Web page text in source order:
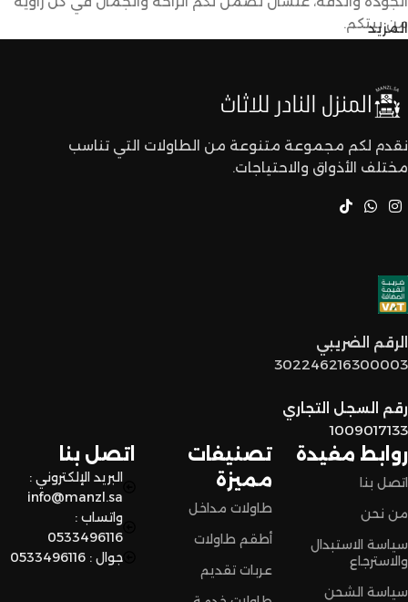
من بيتكم.
الأذواق والديكورات. ما راح تحتاجون تدورون كثير علشان تلقون
اللي يعجبكم.
أسعار تنافسية : نقدم لكم أفضل الأسعار في السوق بدون ما
اختيار القطع المناسبة لين توصل لكم لحد البيت.
توصيل سريع وآمن
نضمن وصول منتجاتكم بأفضل حالة وفي أقصر وقت ممكن.
اختاروا الراحة والأناقة من المنزل النادر للاثاث الآن وعيشوا تجربة
تسوق مميزة.
المزيد
روابط مفيدة
اتصل بنا
من نحن
سياسة الاستبدال
والاسترجاع
سياسة الشحن
تصنيفات
مميزة
طاولات مداخل
أطقم طاولات
عربات تقديم
اتصل بنا
البريد الإلكتروني :
info@manzl.sa
واتساب :
0533496116
جوال : 0533496116
نقدم لكم مجموعة متنوعة من الطاولات التي تناسب
مختلف الأذواق والاحتياجات.
الرقم الضريبي
302246216300003
رقم السجل التجاري
1009017133